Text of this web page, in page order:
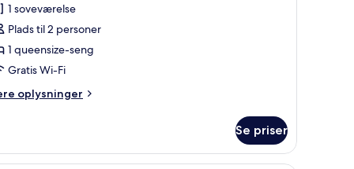
1 soveværelse
Plads til 2 personer
1 queensize-seng
Gratis Wi-Fi
oplysninger
Se priser